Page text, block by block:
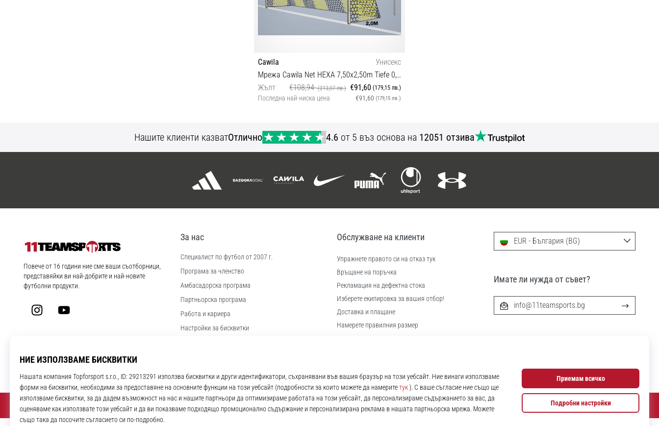
Cawila
Унисекс
Мрежа Cawila Net HEXA 7,50x2,50m Tiefe 0,8x2,0m
Жълт
€108,94(213,07 лв.) €91,60 (179,15 лв.)
Последна най-ниска цена €91,60 (179,15 лв.)
Нашите клиенти казватОтлично 4.6 от 5 въз основа на 12051 отзива
11teamsports.bg
Повече от 16 години ние сме ваши съотборници,
представяйки ви най-добрите и най-новите
футболни продукти.
InstagramYouTube
За нас
Специалист по футбол от 2007 г.
Програма за членство
Aмбасадорска програма
Партньорска програма
Работа и кариера
Настройки за бисквитки
Обслужване на клиенти
Упражнете правото си на отказ тук
Връщане на поръчка
Рекламация на дефектна стока
Изберете екипировка за вашия отбор!
Доставка и плащане
Намерете правилния размер
EUR - България (BG)
Имате ли нужда от съвет?
info@11teamsports.bg